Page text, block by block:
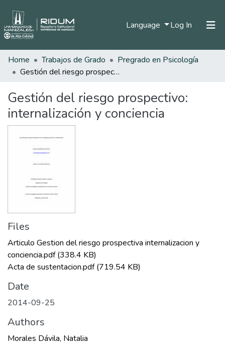
Language Log In (current)
Home
All of DSpace
Home Trabajos de Grado
Pregrado en Psicología
Gestión del riesgo prospectivo: internalización y conciencia
Gestión del riesgo prospectivo:
internalización y conciencia
Files
Articulo Gestion del riesgo prospectiva internalizacion y
conciencia.pdf(338.4 KB)
Acta de sustentacion.pdf(719.54 KB)
Date
2014-09-25
Authors
Morales Dávila, Natalia